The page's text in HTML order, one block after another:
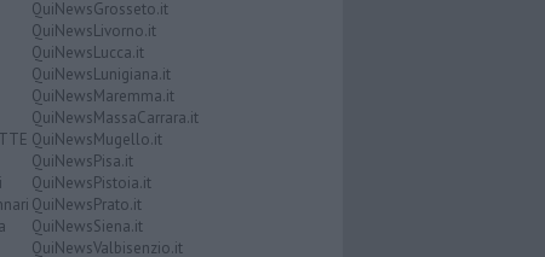
QuiNewsGrosseto.it
QuiNewsLivorno.it
QuiNewsLucca.it
QuiNewsLunigiana.it
QuiNewsMaremma.it
QuiNewsMassaCarrara.it
QuiNewsMugello.it
QuiNewsPisa.it
QuiNewsPistoia.it
QuiNewsPrato.it
QuiNewsSiena.it
QuiNewsValbisenzio.it